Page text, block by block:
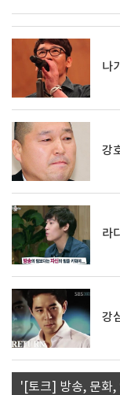
나
강
라
강
'[토크] 방송, 문화,